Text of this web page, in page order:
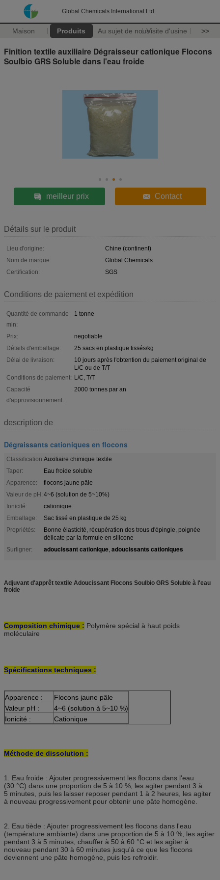
Global Chemicals International Ltd
Maison Produits Au sujet de nousVisite d'usine >>
Finition textile auxiliaire Dégraisseur cationique Flocons
Soulbio GRS Soluble dans l'eau froide
meilleur prix Contact
Détails sur le produit
Lieu d'origine:
Chine (continent)
Nom de marque:
Global Chemicals
Certification:
SGS
Conditions de paiement et expédition
Quantité de commande
min:
1 tonne
Prix:
negotiable
Détails d'emballage:
25 sacs en plastique tissés/kg
Délai de livraison:
10 jours après l'obtention du paiement original de
L/C ou de T/T
Conditions de paiement: L/C, T/T
Capacité
d'approvisionnement:
2000 tonnes par an
description de
Dégraissants cationiques en flocons
Classification:Auxiliaire chimique textile
Taper:
Eau froide soluble
Apparence:
flocons jaune pâle
Valeur de pH: 4~6 (solution de 5~10%)
Ionicité:
cationique
Emballage:
Sac tissé en plastique de 25 kg
Propriétés:
Bonne élasticité, récupération des trous d'épingle, poignée
délicate par la formule en silicone
Surligner:
adoucissant cationique, adoucissants cationiques
Adjuvant d'apprêt textile Adoucissant Flocons Soulbio GRS Soluble à l'eau
froide
Composition chimique : Polymère spécial à haut poids
moléculaire
Spécifications techniques :
Apparence :
Flocons jaune pâle
Valeur pH :
4~6 (solution à 5~10 %)
Ionicité :
Cationique
Méthode de dissolution :
1. Eau froide : Ajouter progressivement les flocons dans l'eau
(30 °C) dans une proportion de 5 à 10 %, les agiter pendant 3 à
5 minutes, puis les laisser reposer pendant 1 à 2 heures, les agiter
à nouveau progressivement pour obtenir une pâte homogène.
2. Eau tiède : Ajouter progressivement les flocons dans l'eau
(température ambiante) dans une proportion de 5 à 10 %, les agiter
pendant 3 à 5 minutes, chauffer à 50 à 60 °C et les agiter à
nouveau pendant 30 à 60 minutes jusqu'à ce que les flocons
deviennent une pâte homogène, puis les refroidir.